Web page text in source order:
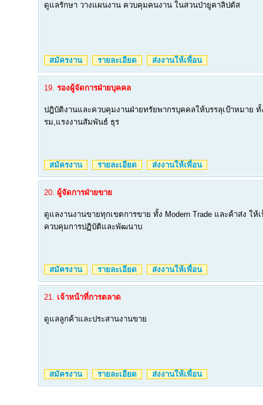
ดูแลรักษา วางแผนงาน ควบคุมคนงาน ในสวนป่ายูคาลิปตัส
สมัครงาน รายละเอียด ส่งงานให้เพื่อน
19. รองผู้จัดการฝ่ายบุคคล
ปฎิบัติงานและควบคุมงานฝ่ายทรัยพากรบุคคลให้บรรลุเป้าหมาย ทั้
รม,แรงงานสัมพันธ์ ธุร
สมัครงาน รายละเอียด ส่งงานให้เพื่อน
20. ผู้จัดการฝ่ายขาย
ดูแลงานงานขายทุกเขตการขาย ทั้ง Modern Trade และค้าส่ง ให้
ควบคุมการปฏิบัติและพัฒนาบ
สมัครงาน รายละเอียด ส่งงานให้เพื่อน
21. เจ้าหน้าที่การตลาด
ดูแลลูกค้าและประสานงานขาย
สมัครงาน รายละเอียด ส่งงานให้เพื่อน